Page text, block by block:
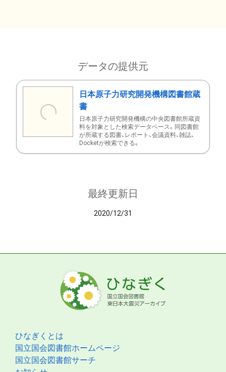
データの提供元
日本原子力研究開発機構図書館蔵
書
日本原子力研究開発機構の中央図書館所蔵資
料を対象とした検索データベース。同図書館
が所蔵する図書、レポート、会議資料、雑誌、
Docketが検索できる。
最終更新日
2020/12/31
ひなぎくとは
国立国会図書館ホームページ
国立国会図書館サーチ